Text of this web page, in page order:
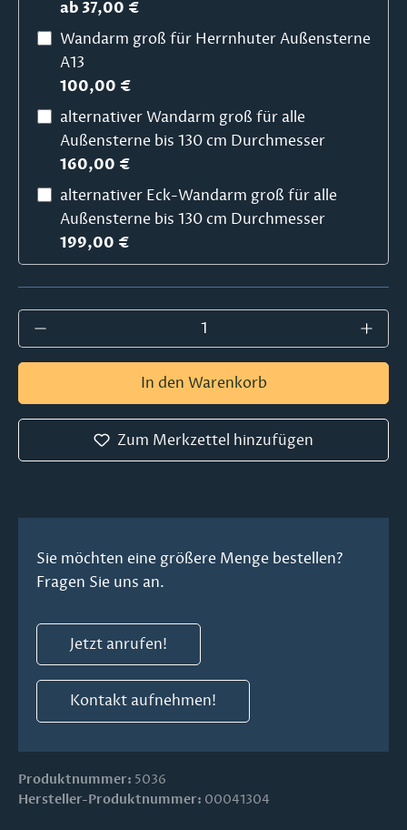
ab 37,00 €
Wandarm groß für Herrnhuter Außensterne
A13
100,00 €
alternativer Wandarm groß für alle
Außensterne bis 130 cm Durchmesser
160,00 €
alternativer Eck-Wandarm groß für alle
Außensterne bis 130 cm Durchmesser
199,00 €
Produkt Anzahl: Gib den gewünschten
In den Warenkorb
Zum Merkzettel hinzufügen
Sie möchten eine größere Menge bestellen?
Fragen Sie uns an.
Jetzt anrufen!
Kontakt aufnehmen!
Produktnummer: 5036
Hersteller-Produktnummer: 00041304